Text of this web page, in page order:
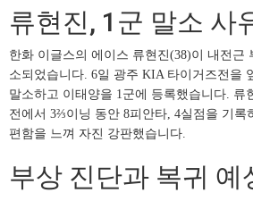
류현진, 1군 말소 사
한화 이글스의 에이스 류현진(38)이 내전근
소되었습니다. 6일 광주 KIA 타이거즈전을
말소하고 이태양을 1군에 등록했습니다. 류
전에서 3⅔이닝 동안 8피안타, 4실점을 기록
편함을 느껴 자진 강판했습니다.
부상 진단과 복귀 예